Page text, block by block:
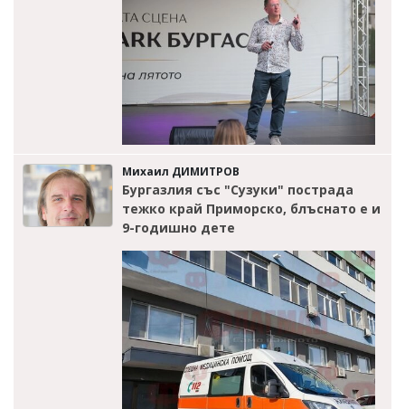
Михаил ДИМИТРОВ
Бургазлия със "Сузуки" пострада
тежко край Приморско, блъснато е и
9-годишно дете